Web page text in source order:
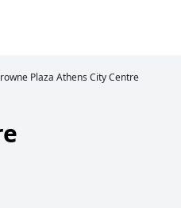
Plaza Athens City Centre